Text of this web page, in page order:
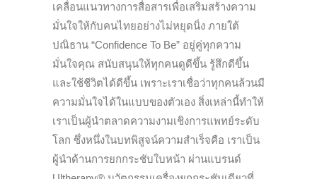
เคลื่อนแนวทางการสื่อสารเพื่อเสริมสร้างความ
มั่นใจให้กับคนไทยอย่างไม่หยุดนิ่ง ภายใต้
ปณิธาน “Confidence To Be” อยู่คู่ทุกความ
มั่นใจคุณ สนับสนุนให้ทุกคนดูดีขึ้น รู้สึกดีขึ้น
และใช้ชีวิตได้ดีขึ้น เพราะเราเชื่อว่าทุกคนล้วนมี
ความมั่นใจได้ในแบบของตัวเอง สิ่งเหล่านี้ทำให้
เราเป็นผู้นำตลาดความงามเชิงการแพทย์ระดับ
โลก ซึ่งหนึ่งในบทพิสูจน์ความสำเร็จคือ เราเป็น
ผู้นำด้านการยกกระชับใบหน้า ผ่านแบรนด์